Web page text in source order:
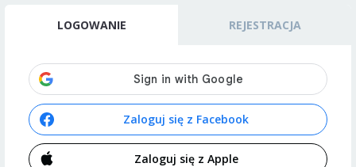
LOGOWANIE REJESTRACJA
Zaloguj się z Facebook
Zaloguj się z Apple